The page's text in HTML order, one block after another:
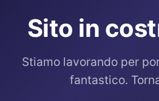
Sito in
Stiamo lavorando per
fantastico.